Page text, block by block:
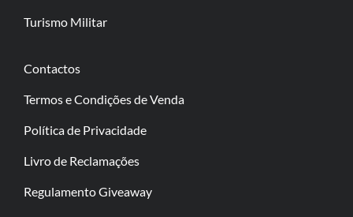
Turismo Militar
Contactos
Termos e Condições de Venda
Política de Privacidade
Livro de Reclamações
Regulamento Giveaway